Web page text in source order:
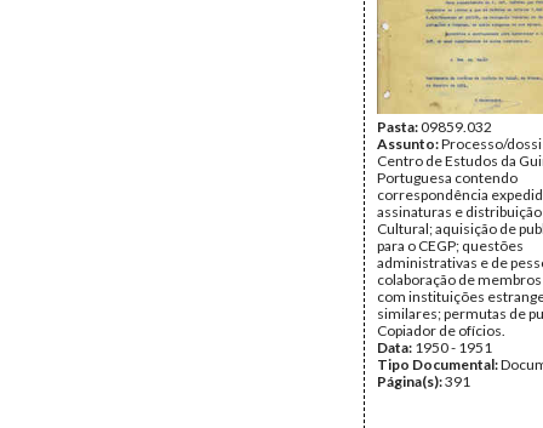
Pasta:09859.032
Assunto:Processo/
Centro de Estudos da
Portuguesa contendo
correspondência
assinaturas e
Cultural; aquisição de
para o CEGP; questões
administrativas e de
colaboração de membros
com instituições
similares; permutas de
Copiador de ofícios.
Data: 1950 - 1951
Tipo Documental:
Página(s):391